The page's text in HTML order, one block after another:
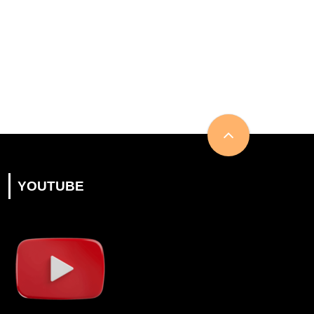
YOUTUBE